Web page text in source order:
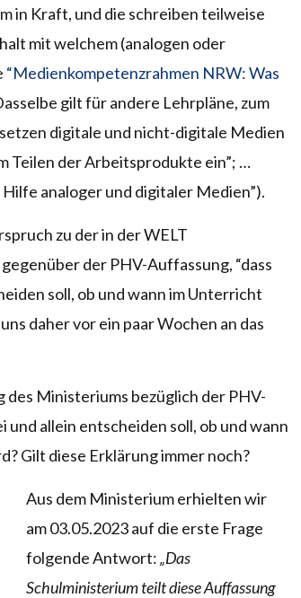
in Kraft, und die schreiben teilweise
mit welchem (analogen oder
“Medienkompetenzrahmen NRW: Was
gilt für andere Lehrpläne, zum
digitale und nicht-digitale Medien
Teilen der Arbeitsprodukte ein”; …
analoger und digitaler Medien”).
zu der in der WELT
der PHV-Auffassung, “dass
soll, ob und wann im Unterricht
daher vor ein paar Wochen an das
Ministeriums bezüglich der PHV-
allein entscheiden soll, ob und wann
Gilt diese Erklärung immer noch?
Aus dem Ministerium erhielten wir
am 03.05.2023 auf die erste Frage
folgende Antwort:„Das
Schulministerium teilt diese Auffassung